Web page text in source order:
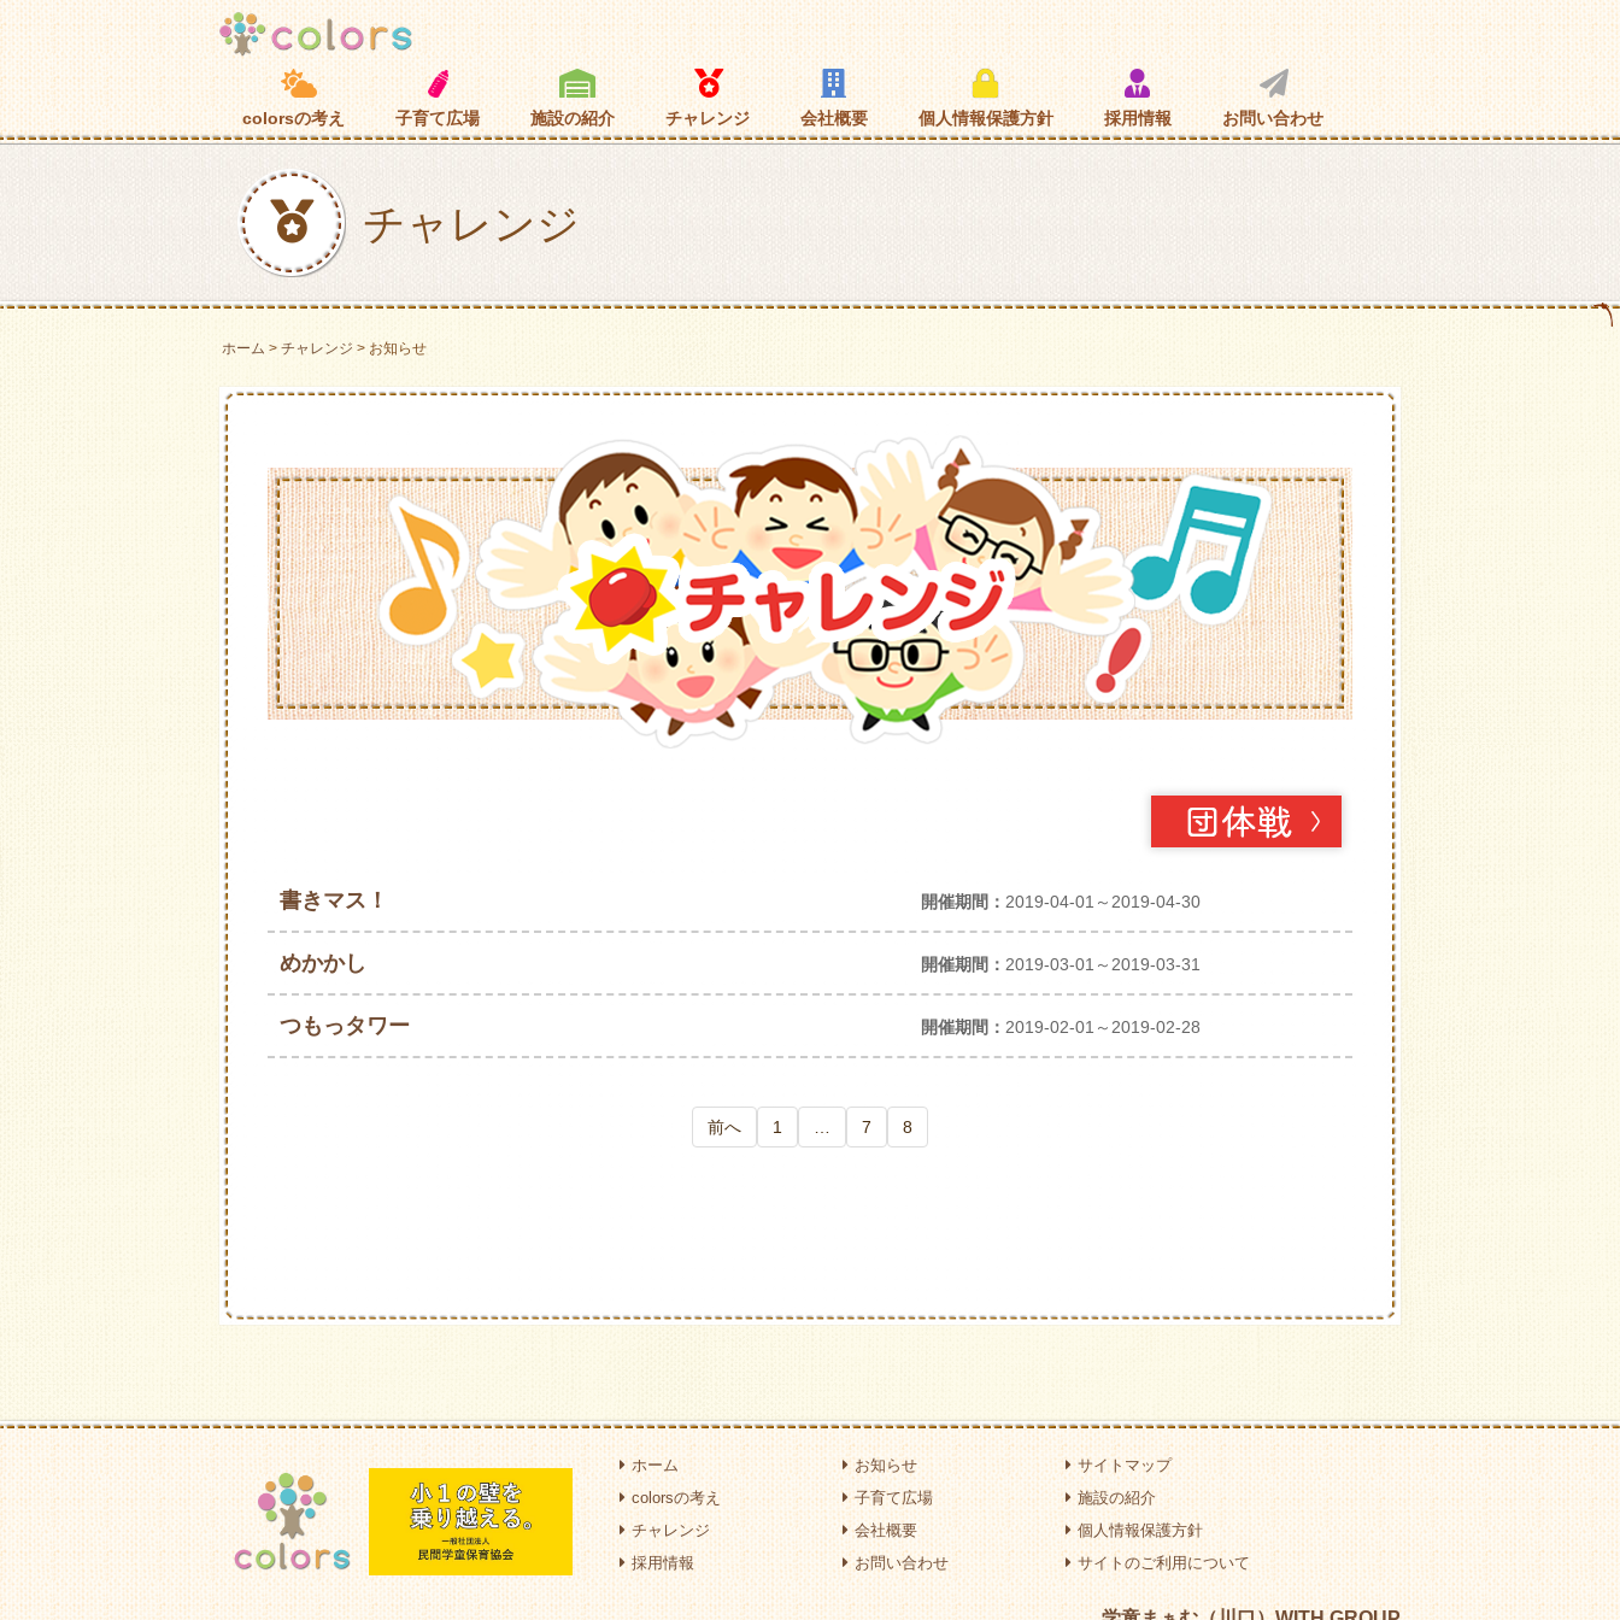
colorsの考え 子育て広場 施設の紹介 チャレンジ 会社概要 個人情報保護方針 採用情報 お問い合わせ
チャレンジ
ホーム チャレンジ お知らせ
書きマス！ 開催期間： 2019-04-01～2019-04-30
めかかし 開催期間： 2019-03-01～2019-03-31
つもっタワー 開催期間： 2019-02-01～2019-02-28
前へ 1 7 8
ホーム お知らせ
サイトマップ
colorsの考え
子育て広場
施設の紹介
チャレンジ
会社概要
個人情報保護方針
採用情報
お問い合わせ サイトのご利用について